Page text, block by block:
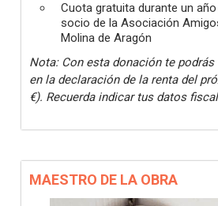
Cuota gratuita durante un
socio de la Asociación
Molina de Aragón
Nota: Con esta donación te podrás
en la declaración de la renta del
€). Recuerda indicar tus datos
MAESTRO DE LA OBRA